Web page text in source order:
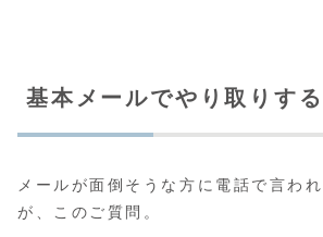
基本メールでやり取りす
メールが面倒そうな方に電話で言わ
が、このご質問。